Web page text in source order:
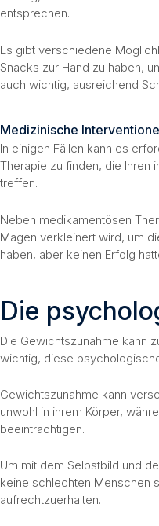
entsprechen.
Es gibt verschiedene
Snacks zur Hand zu haben,
auch wichtig, ausreichend
Medizinische
In einigen Fällen kann es
Therapie zu finden, die Ihren
treffen.
Neben medikamentösen
Magen verkleinert wird, um
haben, aber keinen Erfolg
Die
Die Gewichtszunahme kann
wichtig, diese
Gewichtszunahme kann
unwohl in ihrem Körper,
beeinträchtigen.
Um mit dem Selbstbild und
keine schlechten Menschen
aufrechtzuerhalten.